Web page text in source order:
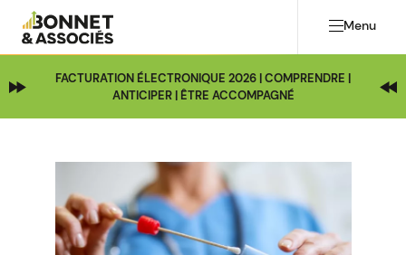
Menu
FACTURATION ÉLECTRONIQUE 2026 | COMPRENDRE |
ANTICIPER | ÊTRE ACCOMPAGNÉ